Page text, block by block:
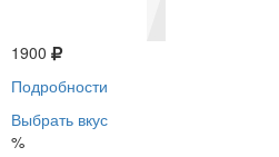
1900
Подробности
Выбрать вкус
%